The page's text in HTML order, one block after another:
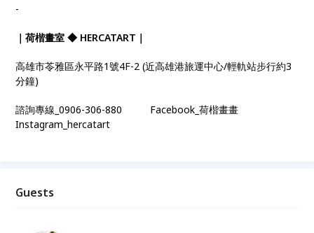
-
｜荷楷畫室 ◆ HERCATART｜
高雄市苓雅區永平路1號4F-2 (近高雄港旅運中心/輕軌站步行約3
分鐘)
諮詢專線_0906-306-880 Facebook_荷楷畫畫
Instagram_hercatart
Guests